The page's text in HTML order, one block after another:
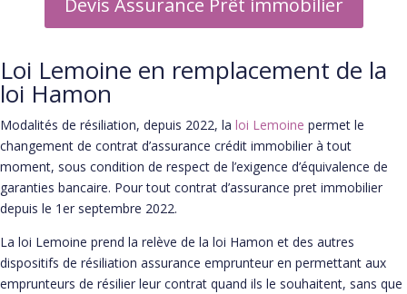
Devis Assurance Prêt immobilier
Loi Lemoine en remplacement de la
loi Hamon
Modalités de résiliation, depuis 2022, la loi Lemoine permet le
changement de contrat d’assurance crédit immobilier à tout
moment, sous condition de respect de l’exigence d’équivalence de
garanties bancaire. Pour tout contrat d’assurance pret immobilier
depuis le 1er septembre 2022.
La loi Lemoine prend la relève de la loi Hamon et des autres
dispositifs de résiliation assurance emprunteur en permettant aux
emprunteurs de résilier leur contrat quand ils le souhaitent, sans que